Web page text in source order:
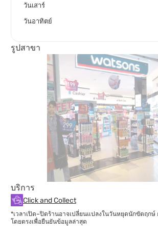
วันเสาร์
วันอาทิตย์
รูปสาขา
บริการ
Click and Collect
*เวลาเปิด–ปิดร้านอาจเปลี่ยนแปลงในวันหยุดนักขัตฤก
โดยตรงเพื่อยืนยันข้อมูลล่าสุด